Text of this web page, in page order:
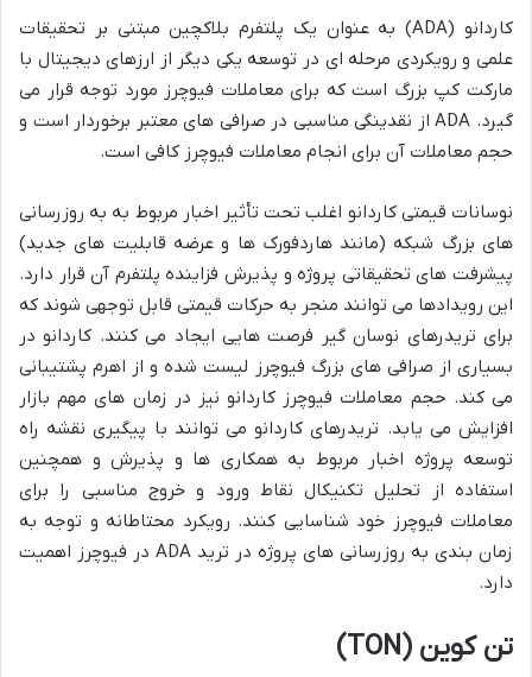
کاردانو (ADA) به عنوان یک پلتفرم بلاکچین مبتنی بر تحقیقات
علمی و رویکردی مرحله ای در توسعه یکی دیگر از ارزهای دیجیتال با
مارکت کپ بزرگ است که برای معاملات فیوچرز مورد توجه قرار می
گیرد. ADA از نقدینگی مناسبی در صرافی های معتبر برخوردار است و
حجم معاملات آن برای انجام معاملات فیوچرز کافی است.
نوسانات قیمتی کاردانو اغلب تحت تأثیر اخبار مربوط به به روزرسانی
های بزرگ شبکه (مانند هاردفورک ها و عرضه قابلیت های جدید)
پیشرفت های تحقیقاتی پروژه و پذیرش فزاینده پلتفرم آن قرار دارد.
این رویدادها می توانند منجر به حرکات قیمتی قابل توجهی شوند که
برای تریدرهای نوسان گیر فرصت هایی ایجاد می کنند. کاردانو در
بسیاری از صرافی های بزرگ فیوچرز لیست شده و از اهرم پشتیبانی
می کند. حجم معاملات فیوچرز کاردانو نیز در زمان های مهم بازار
افزایش می یابد. تریدرهای کاردانو می توانند با پیگیری نقشه راه
توسعه پروژه اخبار مربوط به همکاری ها و پذیرش و همچنین
استفاده از تحلیل تکنیکال نقاط ورود و خروج مناسبی را برای
معاملات فیوچرز خود شناسایی کنند. رویکرد محتاطانه و توجه به
زمان بندی به روزرسانی های پروژه در ترید ADA در فیوچرز اهمیت
دارد.
تن کوین (TON)